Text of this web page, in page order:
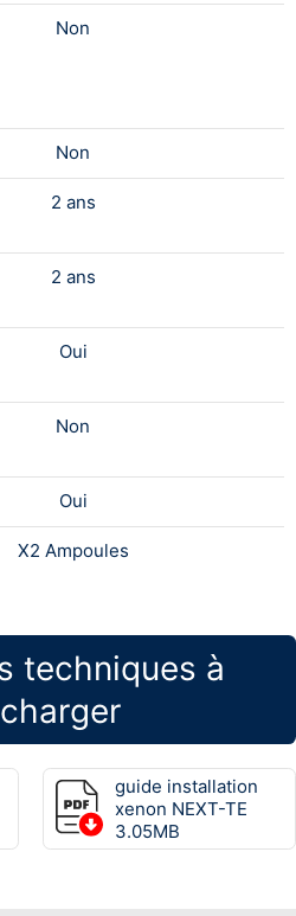
Non
Non
2 ans
2 ans
Oui
Non
Oui
X2 Ampoules
techniques à
guide installation
xenon NEXT-TE
3.05MB